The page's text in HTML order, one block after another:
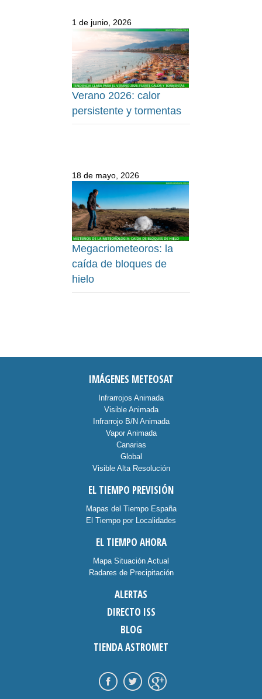
1 de junio, 2026
Verano 2026: calor
persistente y tormentas
18 de mayo, 2026
Megacriometeoros: la
caída de bloques de
hielo
IMÁGENES METEOSAT
Infrarrojos Animada
Visible Animada
Infrarrojo B/N Animada
Vapor Animada
Canarias
Global
Visible Alta Resolución
EL TIEMPO PREVISIÓN
Mapas del Tiempo España
El Tiempo por Localidades
EL TIEMPO AHORA
Mapa Situación Actual
Radares de Precipitación
ALERTAS
DIRECTO ISS
BLOG
TIENDA ASTROMET